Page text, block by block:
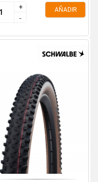
+
-
+
-
AÑADIR